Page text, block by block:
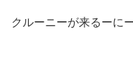
クルーニーが来るーに